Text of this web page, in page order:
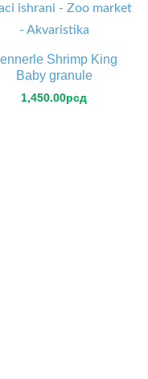
Shrimp King
Baby granule
1,450.00рсд